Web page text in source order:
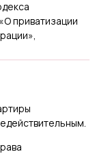
приватизации